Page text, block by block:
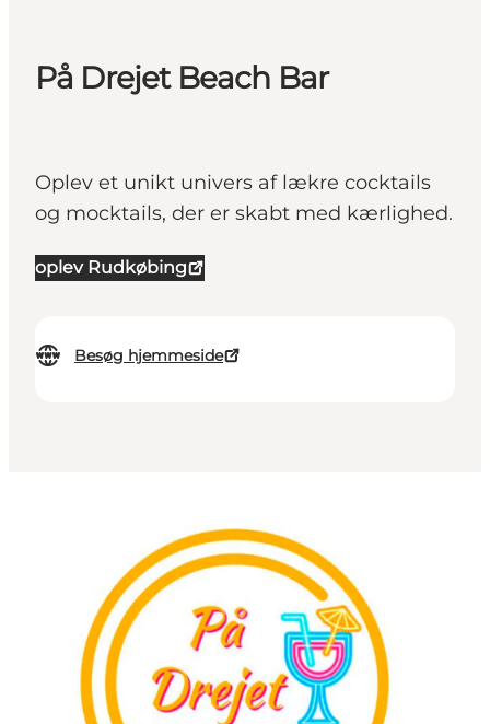
På Drejet Beach Bar
Oplev et unikt univers af lækre cocktails
og mocktails, der er skabt med kærlighed.
oplev Rudkøbing
Besøg hjemmeside